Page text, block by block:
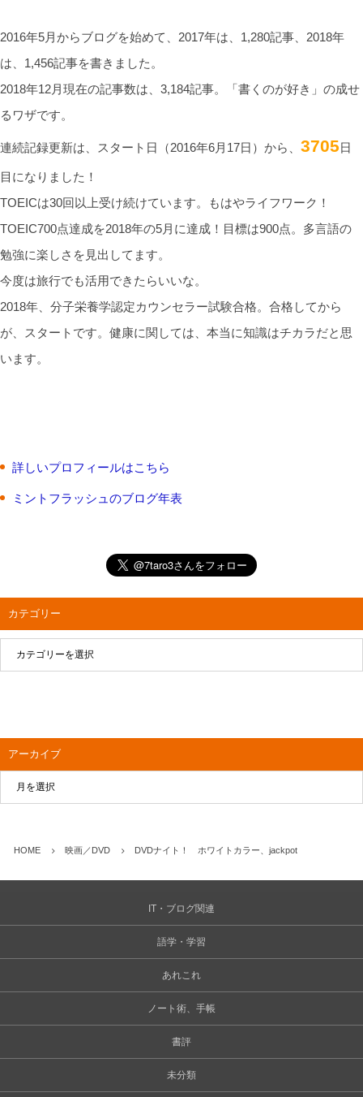
2016年5月からブログを始めて、2017年は、1,280記事、2018年
は、1,456記事を書きました。
2018年12月現在の記事数は、3,184記事。「書くのが好き」の成せ
るワザです。
連続記録更新は、スタート日（2016年6月17日）から、 3705日
目になりました！
TOEICは30回以上受け続けています。もはやライフワーク！
TOEIC700点達成を2018年の5月に達成！目標は900点。多言語の
勉強に楽しさを見出してます。
今度は旅行でも活用できたらいいな。
2018年、分子栄養学認定カウンセラー試験合格。合格してから
が、スタートです。健康に関しては、本当に知識はチカラだと思
います。
詳しいプロフィールはこちら
ミントフラッシュのブログ年表
カテゴリー
アーカイブ
HOME 映画／DVD DVDナイト！ ホワイトカラー、jackpot
IT・ブログ関連
語学・学習
あれこれ
ノート術、手帳
書評
未分類